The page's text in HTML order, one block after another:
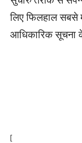
लिए फिलहाल सबसे
आधिकारिक सूचना
[